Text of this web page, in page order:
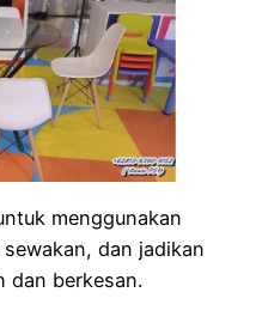
menggunakan
dan jadikan
dan berkesan.